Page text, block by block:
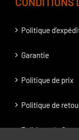
Politique
Garantie
Politique de prix
Politique de
Politique de